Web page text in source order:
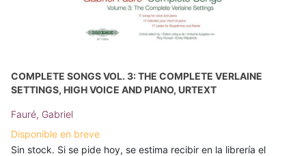
COMPLETE SONGS VOL. 3: THE COMPLETE VERLAINE
SETTINGS, HIGH VOICE AND PIANO, URTEXT
Fauré, Gabriel
Disponible en breve
Sin stock. Si se pide hoy, se estima recibir en la librería el